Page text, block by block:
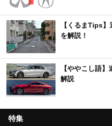
【くるまTips
を解説！
【ややこし語
解説
特集